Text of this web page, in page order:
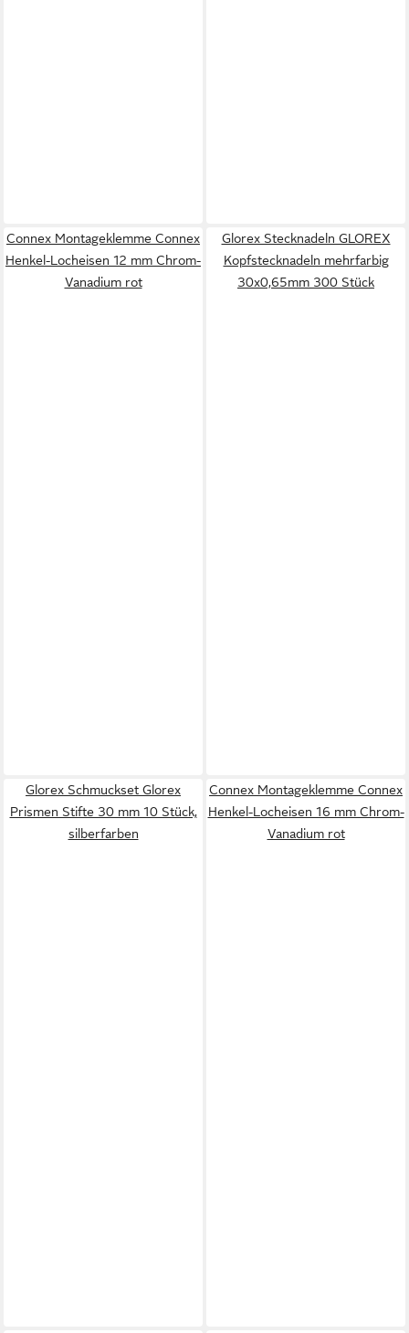
Connex Montageklemme Connex
Henkel-Locheisen 12 mm Chrom-
Vanadium rot
Glorex Stecknadeln GLOREX
Kopfstecknadeln mehrfarbig
30x0,65mm 300 Stück
Glorex Schmuckset Glorex
Prismen Stifte 30 mm 10 Stück,
silberfarben
Connex Montageklemme Connex
Henkel-Locheisen 16 mm Chrom-
Vanadium rot